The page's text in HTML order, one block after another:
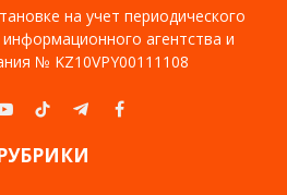
на учет периодического
агентства и
№ KZ10VPY00111108
YouTubeTikTokTelegramFacebook